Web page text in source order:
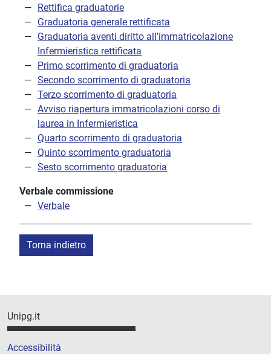
Rettifica graduatorie
Graduatoria generale rettificata
Graduatoria aventi diritto all'immatricolazione
Infermieristica rettificata
Primo scorrimento di graduatoria
Secondo scorrimento di graduatoria
Terzo scorrimento di graduatoria
Avviso riapertura immatricolazioni corso di
laurea in Infermieristica
Quarto scorrimento di graduatoria
Quinto scorrimento graduatoria
Sesto scorrimento graduatoria
Verbale commissione
Verbale
Torna indietro
Unipg.it
Accessibilità